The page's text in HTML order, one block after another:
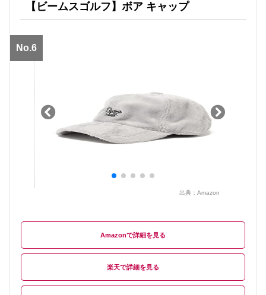
【ビームスゴルフ】ボア キャップ
No.6
出典： Amazon
Amazon
楽天